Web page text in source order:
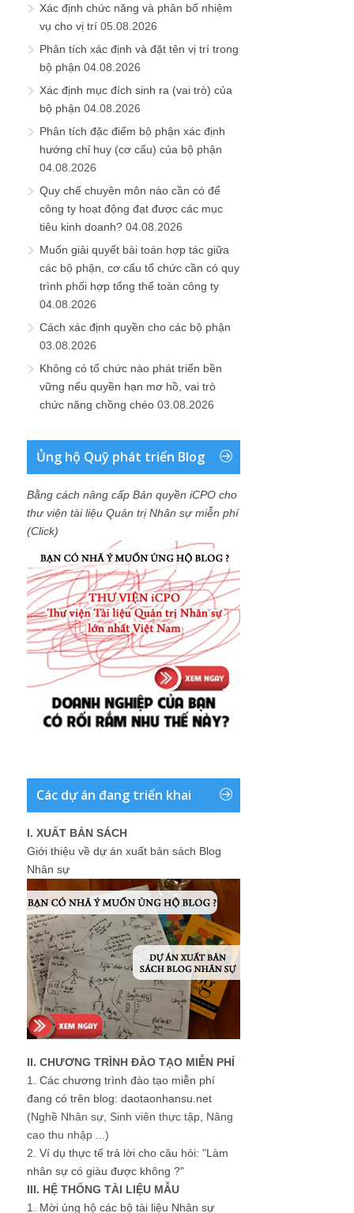
Xác định chức năng và phân bổ nhiệm
vụ cho vị trí 05.08.2026
Phân tích xác định và đặt tên vị trí trong
bộ phận 04.08.2026
Xác định mục đích sinh ra (vai trò) của
bộ phận 04.08.2026
Phân tích đặc điểm bộ phận xác định
hướng chỉ huy (cơ cấu) của bộ phận
04.08.2026
Quy chế chuyên môn nào cần có để
công ty hoạt động đạt được các mục
tiêu kinh doanh? 04.08.2026
Muốn giải quyết bài toán hợp tác giữa
các bộ phận, cơ cấu tổ chức cần có quy
trình phối hợp tổng thể toàn công ty
04.08.2026
Cách xác định quyền cho các bộ phận
03.08.2026
Không có tổ chức nào phát triển bền
vững nếu quyền hạn mơ hồ, vai trò
chức năng chồng chéo 03.08.2026
Ủng hộ Quỹ phát triển Blog
Bằng cách nâng cấp Bản quyền iCPO cho
thư viện tài liệu Quản trị Nhân sự miễn phí
(Click)
Các dự án đang triển khai
I. XUẤT BẢN SÁCH
Giới thiệu về dự án xuất bản sách Blog
Nhân sự
II. CHƯƠNG TRÌNH ĐÀO TẠO MIỄN PHÍ
1. Các chương trình đào tạo miễn phí
đang có trên blog: daotaonhansu.net
(Nghề Nhân sự, Sinh viên thực tập, Nâng
cao thu nhập ...)
2. Ví dụ thực tế trả lời cho câu hỏi: "Làm
nhân sự có giàu được không ?"
III. HỆ THỐNG TÀI LIỆU MẪU
1. Mời ủng hộ các bộ tài liệu Nhân sự